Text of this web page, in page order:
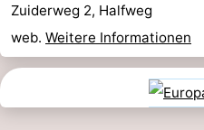
Zuiderweg 2, Halfweg
web. Weitere Informationen